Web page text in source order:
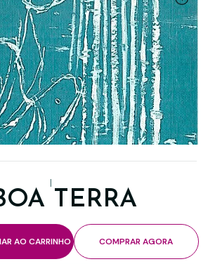
|
TERRA
AO CARRINHO COMPRAR AGORA